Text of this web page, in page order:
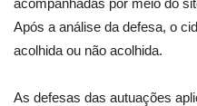
acompanhadas por meio do
Após a análise da defesa, o
acolhida ou não acolhida.
As defesas das autuações